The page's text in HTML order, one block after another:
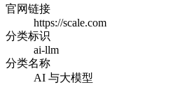
官网链接
https://scale.com
分类标识
ai-llm
分类名称
AI 与大模型